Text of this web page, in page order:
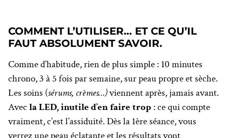
COMMENT L’UTILISER… ET CE QU’IL
FAUT ABSOLUMENT SAVOIR.
Comme d’habitude, rien de plus simple : 10 minutes
chrono, 3 à 5 fois par semaine, sur peau propre et sèche.
Les soins (sérums, crèmes…)viennent après, jamais avant.
Avec la LED, inutile d’en faire trop : ce qui compte
vraiment, c’est l’assiduité. Dès la 1ère séance, vous